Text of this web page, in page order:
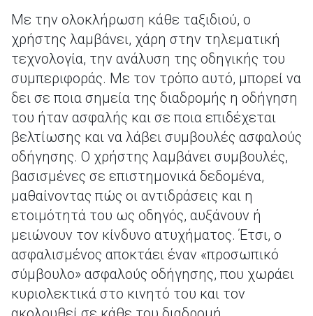
Με την ολοκλήρωση κάθε ταξιδιού, o
χρήστης λαμβάνει, χάρη στην τηλεματική
τεχνολογία, την ανάλυση της οδηγικής του
συμπεριφοράς. Με τον τρόπο αυτό, μπορεί να
δει σε ποια σημεία της διαδρομής η οδήγηση
του ήταν ασφαλής και σε ποια επιδέχεται
βελτίωσης και να λάβει συμβουλές ασφαλούς
οδήγησης. O χρήστης λαμβάνει συμβουλές,
βασισμένες σε επιστημονικά δεδομένα,
μαθαίνοντας πώς οι αντιδράσεις και η
ετοιμότητά του ως οδηγός, αυξάνουν ή
μειώνουν τον κίνδυνο ατυχήματος. Έτσι, ο
ασφαλισμένος αποκτάει έναν «προσωπικό
σύμβουλο» ασφαλούς οδήγησης, που χωράει
κυριολεκτικά στο κινητό του και τον